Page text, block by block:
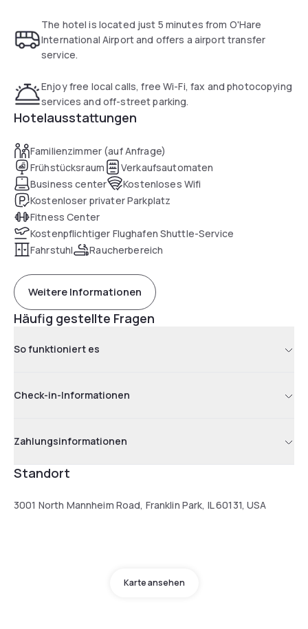
The hotel is located just 5 minutes from O'Hare
International Airport and offers a airport transfer
service.
Enjoy free local calls, free Wi-Fi, fax and photocopying
services and off-street parking.
Hotelausstattungen
Familienzimmer (auf Anfrage)
Frühstücksraum
Verkaufsautomaten
Business center
Kostenloses Wifi
Kostenloser privater Parkplatz
Fitness Center
Kostenpflichtiger Flughafen Shuttle-Service
Fahrstuhl
Raucherbereich
Weitere Informationen
Häufig gestellte Fragen
So funktioniert es
Check-in-Informationen
Zahlungsinformationen
Standort
3001 North Mannheim Road, Franklin Park, IL 60131, USA
Karte ansehen